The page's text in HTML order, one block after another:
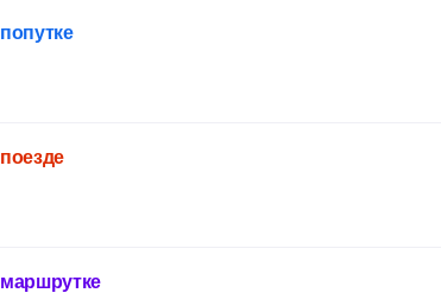
попутке
поезде
маршрутке